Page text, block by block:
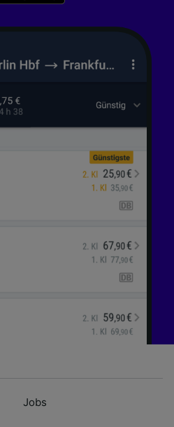
Jobs
verarbeiten Daten, um
Standortdaten.
von oder Zugriff auf
und Inhalte, Messung
der Performance von
sowie
von